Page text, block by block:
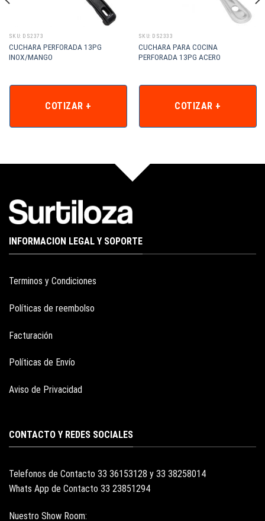
SKU: DS2373
CUCHARA PERFORADA 13PG
INOX/MANGO
COTIZAR +
SKU: DS2333
CUCHARA PARA COCINA
PERFORADA 13PG ACERO
COTIZAR +
INFORMACION LEGAL Y SOPORTE
Terminos y Condiciones
Políticas de reembolso
Facturación
Políticas de Envío
Aviso de Privacidad
CONTACTO Y REDES SOCIALES
Telefonos de Contacto 33 36153128 y 33 38258014
Whats App de Contacto 33 23851294
Nuestro Show Room: